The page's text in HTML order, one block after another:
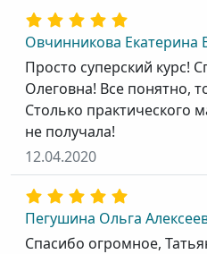
Овчинникова Екатерина
Просто суперский курс!
Олеговна! Все понятно,
Столько практического
не получала!
12.04.2020
Пегушина Ольга
Спасибо огромное,